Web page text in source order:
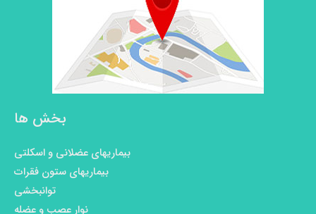
بخش ها
بیماریهای عضلانی و اسکلتی
بیماریهای ستون فقرات
توانبخشی
نوار عصب و عضله